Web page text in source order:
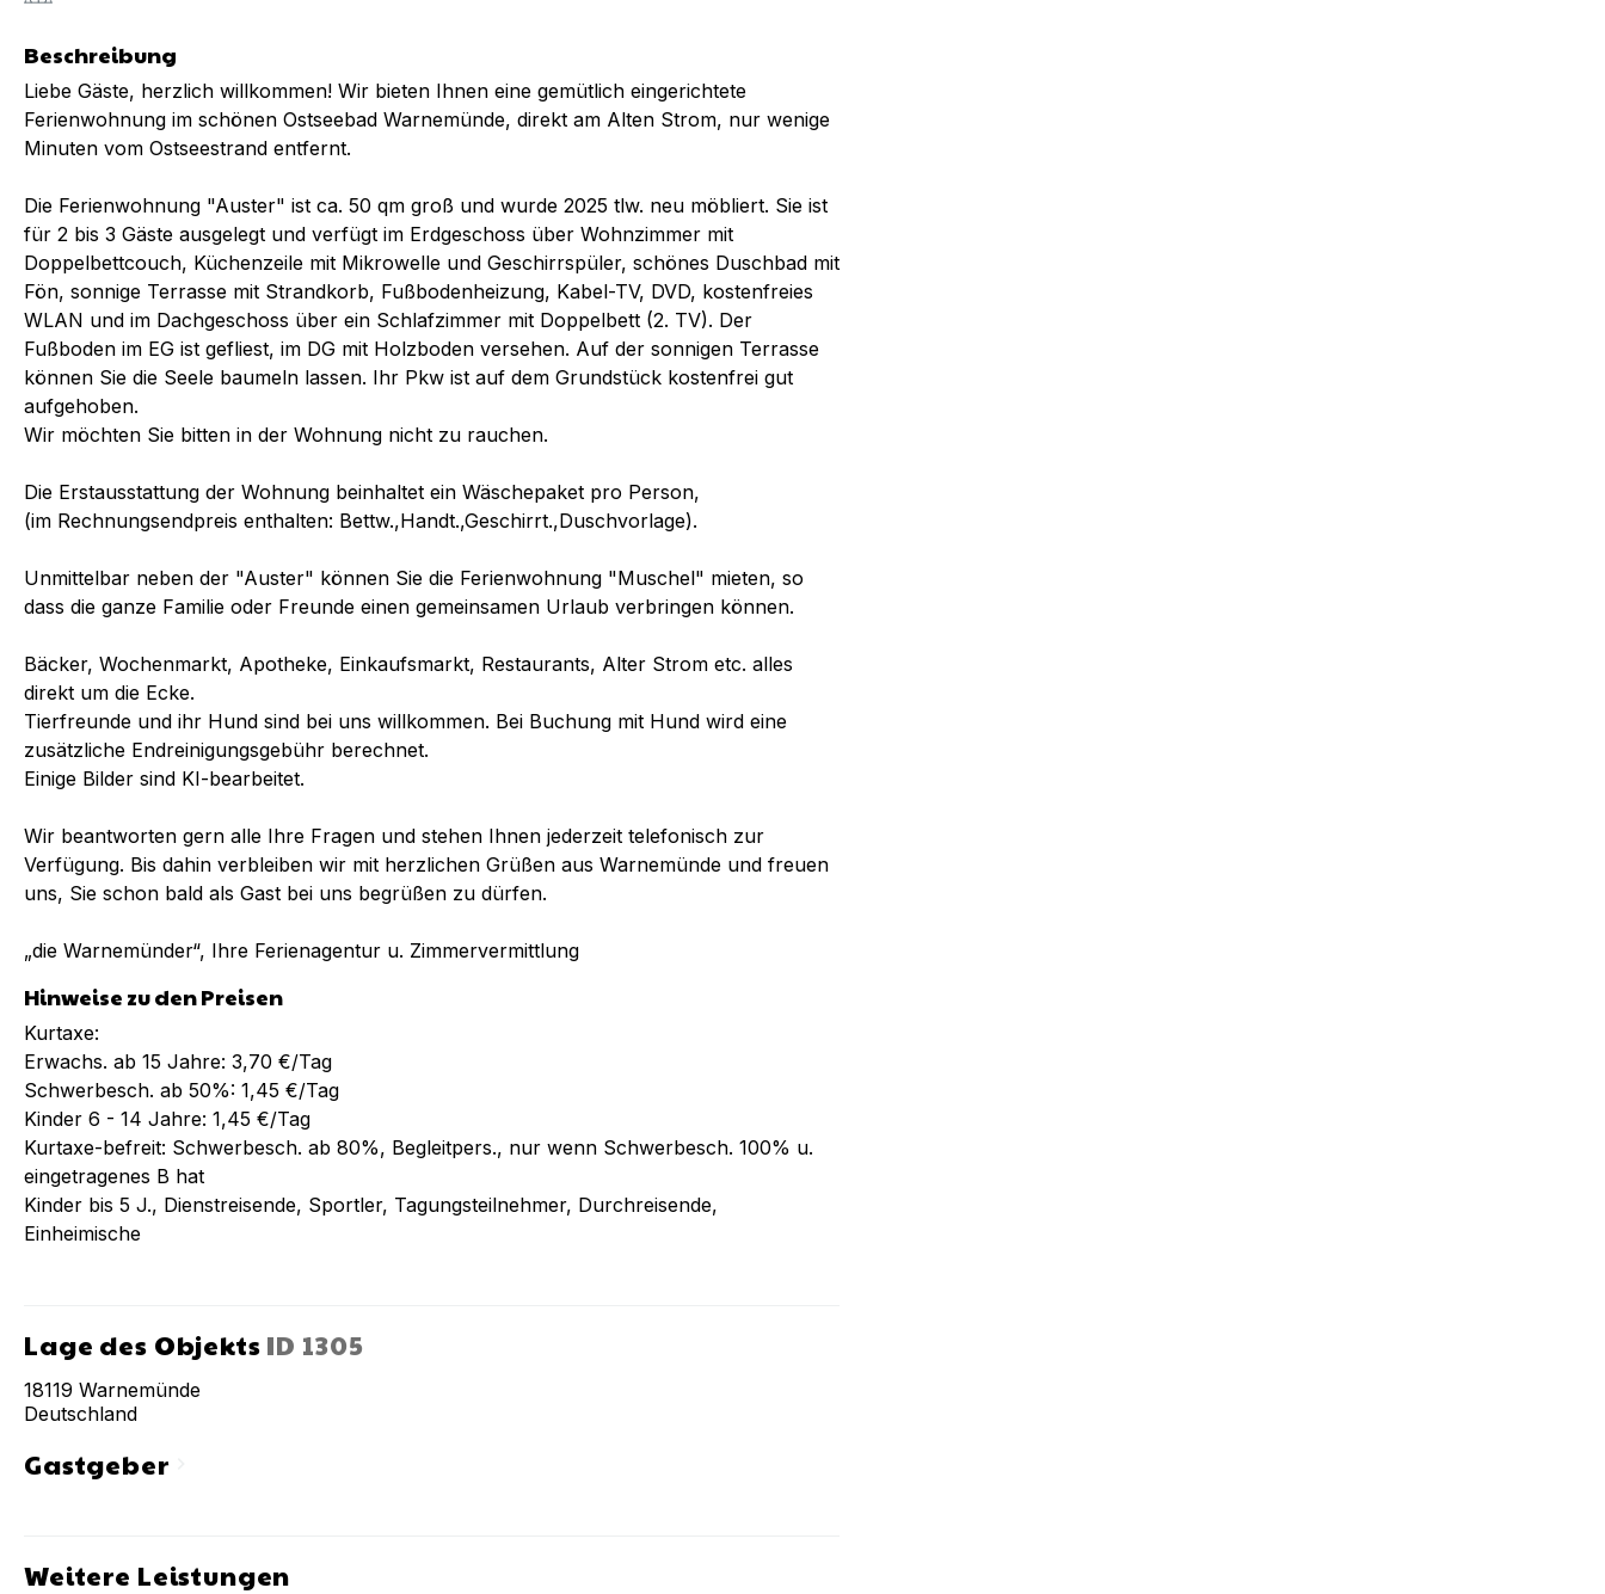
Beschreibung
Liebe Gäste, herzlich willkommen! Wir bieten Ihnen eine gemütlich eingerichtete
Ferienwohnung im schönen Ostseebad Warnemünde, direkt am Alten Strom, nur wenige
Minuten vom Ostseestrand entfernt.
Die Ferienwohnung "Auster" ist ca. 50 qm groß und wurde 2025 tlw. neu möbliert. Sie ist
für 2 bis 3 Gäste ausgelegt und verfügt im Erdgeschoss über Wohnzimmer mit
Doppelbettcouch, Küchenzeile mit Mikrowelle und Geschirrspüler, schönes Duschbad mit
Fön, sonnige Terrasse mit Strandkorb, Fußbodenheizung, Kabel-TV, DVD, kostenfreies
WLAN und im Dachgeschoss über ein Schlafzimmer mit Doppelbett (2. TV). Der
Fußboden im EG ist gefliest, im DG mit Holzboden versehen. Auf der sonnigen Terrasse
können Sie die Seele baumeln lassen. Ihr Pkw ist auf dem Grundstück kostenfrei gut
aufgehoben.
Wir möchten Sie bitten in der Wohnung nicht zu rauchen.
Die Erstausstattung der Wohnung beinhaltet ein Wäschepaket pro Person,
(im Rechnungsendpreis enthalten: Bettw.,Handt.,Geschirrt.,Duschvorlage).
Unmittelbar neben der "Auster" können Sie die Ferienwohnung "Muschel" mieten, so
dass die ganze Familie oder Freunde einen gemeinsamen Urlaub verbringen können.
Bäcker, Wochenmarkt, Apotheke, Einkaufsmarkt, Restaurants, Alter Strom etc. alles
direkt um die Ecke.
Tierfreunde und ihr Hund sind bei uns willkommen. Bei Buchung mit Hund wird eine
zusätzliche Endreinigungsgebühr berechnet.
Einige Bilder sind KI-bearbeitet.
Wir beantworten gern alle Ihre Fragen und stehen Ihnen jederzeit telefonisch zur
Verfügung. Bis dahin verbleiben wir mit herzlichen Grüßen aus Warnemünde und freuen
uns, Sie schon bald als Gast bei uns begrüßen zu dürfen.
„die Warnemünder“, Ihre Ferienagentur u. Zimmervermittlung
Hinweise zu den Preisen
Kurtaxe:
Erwachs. ab 15 Jahre: 3,70 €/Tag
Schwerbesch. ab 50%: 1,45 €/Tag
Kinder 6 - 14 Jahre: 1,45 €/Tag
Kurtaxe-befreit: Schwerbesch. ab 80%, Begleitpers., nur wenn Schwerbesch. 100% u.
eingetragenes B hat
Kinder bis 5 J., Dienstreisende, Sportler, Tagungsteilnehmer, Durchreisende,
Einheimische
Lage des Objekts ID 1305
18119 Warnemünde
Deutschland
Gastgeberchevron_right
Weitere Leistungen